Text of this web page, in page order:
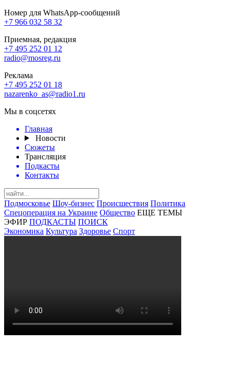
Номер для WhatsApp-сообщений
+7 966 032 58 32
Приемная, редакция
+7 495 252 01 12
radio@mosreg.ru
Реклама
+7 495 252 01 18
nazarenko_as@radio1.ru
Мы в соцсетях
Главная
Новости
Сюжеты
Трансляция
Подкасты
Контакты
Подмосковье Шоу-бизнес Происшествия Политика
Спецоперация на Украине Общество ЕЩЕ ТЕМЫ
ЭФИР ПОДКАСТЫ ПОИСК
Экономика Культура Здоровье Спорт